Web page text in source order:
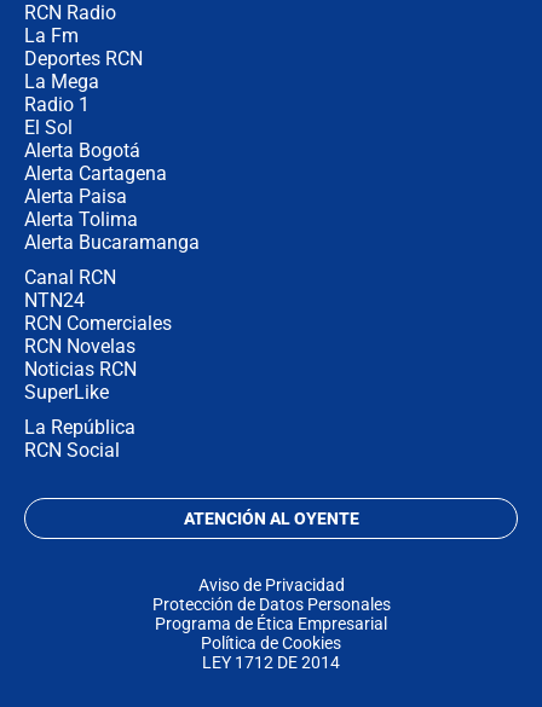
RCN Radio
La Fm
Deportes RCN
La Mega
Radio 1
El Sol
Alerta Bogotá
Alerta Cartagena
Alerta Paisa
Alerta Tolima
Alerta Bucaramanga
Canal RCN
NTN24
RCN Comerciales
RCN Novelas
Noticias RCN
SuperLike
La República
RCN Social
ATENCIÓN AL OYENTE
Aviso de Privacidad
Protección de Datos Personales
Programa de Ética Empresarial
Política de Cookies
LEY 1712 DE 2014